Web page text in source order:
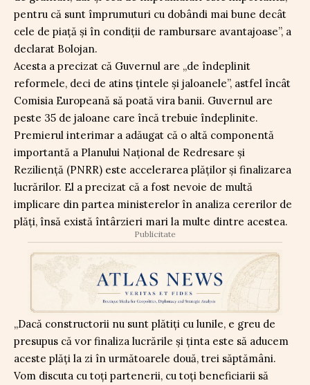
pentru că sunt împrumuturi cu dobândi mai bune decât
cele de piață și în condiții de rambursare avantajoase”, a
declarat Bolojan.
Acesta a precizat că Guvernul are „de îndeplinit
reformele, deci de atins țintele și jaloanele”, astfel încât
Comisia Europeană să poată vira banii. Guvernul are
peste 35 de jaloane care încă trebuie îndeplinite.
Premierul interimar a adăugat că o altă componentă
importantă a Planului Național de Redresare și
Reziliență (PNRR) este accelerarea plăților și finalizarea
lucrărilor. El a precizat că a fost nevoie de multă
implicare din partea ministerelor în analiza cererilor de
plăți, însă există întârzieri mari la multe dintre acestea.
Publicitate
„Dacă constructorii nu sunt plătiți cu lunile, e greu de
presupus că vor finaliza lucrările și ținta este să aducem
aceste plăți la zi în următoarele două, trei săptămâni.
Vom discuta cu toți partenerii, cu toți beneficiarii să